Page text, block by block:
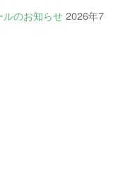
のお知らせ 2026年7